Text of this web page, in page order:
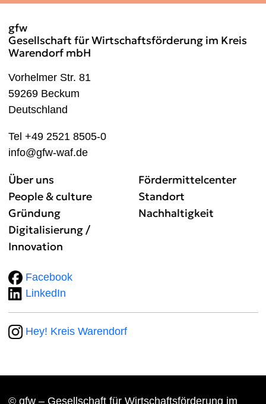
gfw
Gesellschaft für Wirtschaftsförderung im Kreis
Warendorf mbH
Vorhelmer Str. 81
59269 Beckum
Deutschland
Tel +49 2521 8505-0
info@gfw-waf.de
Über uns
People & culture
Gründung
Digitalisierung /
Innovation
Fördermittelcenter
Standort
Nachhaltigkeit
Facebook
LinkedIn
Hey! Kreis Warendorf
© gfw – Gesellschaft für Wirtschaftsförderung im